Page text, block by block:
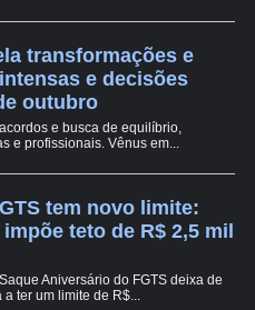
transformações e
e decisões
outubro
e busca de equilíbrio,
e profissionais. Vênus em...
tem novo limite:
teto de R$ 2,5 mil
Aniversário do FGTS deixa de
ter um limite de R$...